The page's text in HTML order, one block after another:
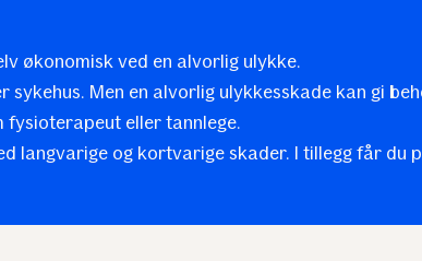
økonomisk ved en alvorlig ulykke.
Men en alvorlig ulykkesskade kan gi
fysioterapeut eller tannlege.
langvarige og kortvarige skader. I tillegg får